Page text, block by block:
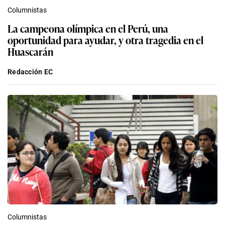
Columnistas
La campeona olímpica en el Perú, una
oportunidad para ayudar, y otra tragedia en el
Huascarán
Redacción EC
Columnistas